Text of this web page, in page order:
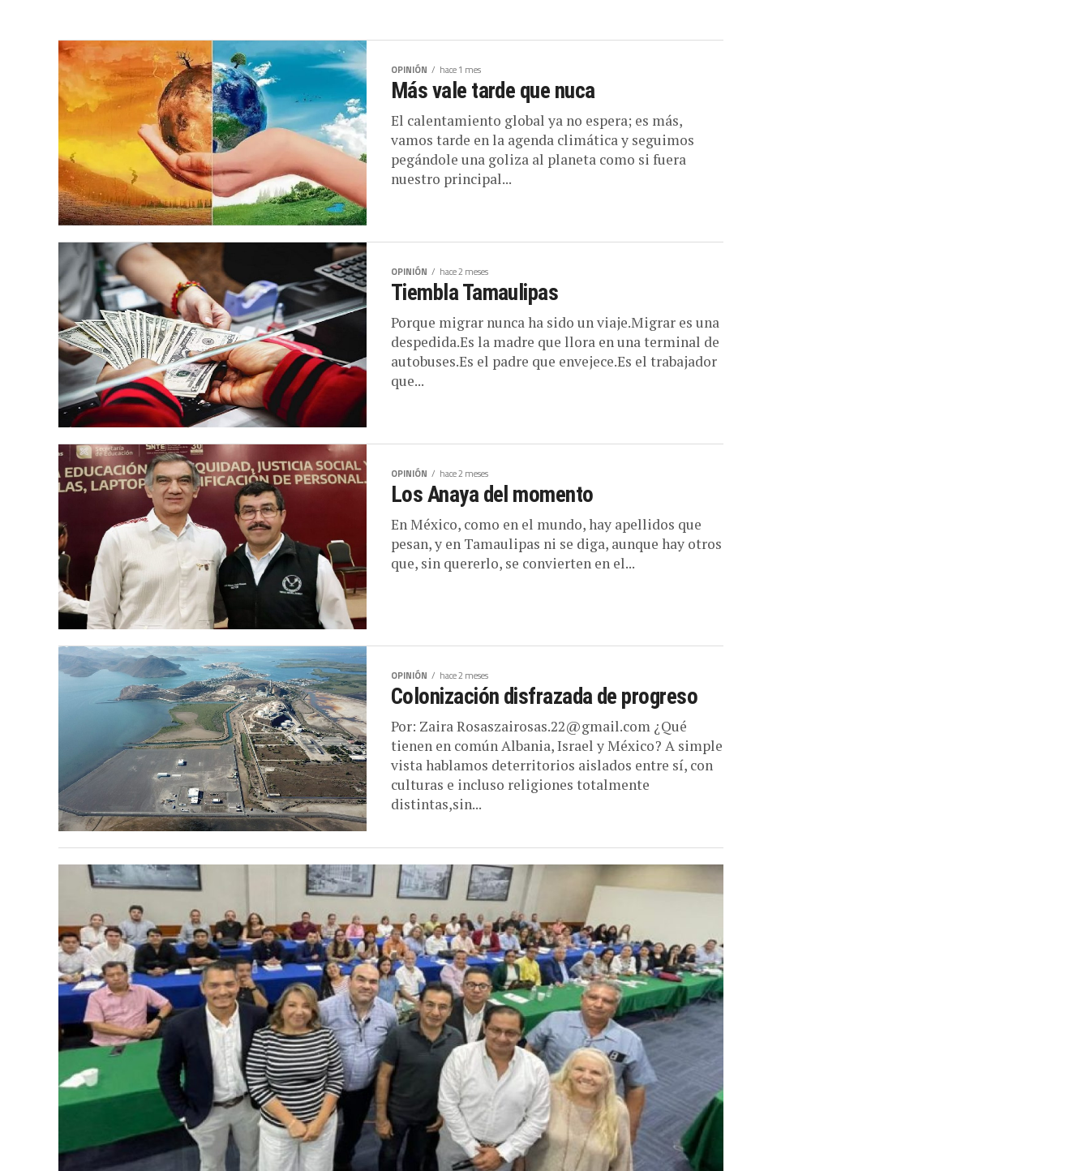
OPINIÓN hace 1 mes
Más vale tarde que nuca
El calentamiento global ya no espera; es más,
vamos tarde en la agenda climática y seguimos
pegándole una goliza al planeta como si fuera
nuestro principal...
OPINIÓN hace 2 meses
Tiembla Tamaulipas
Porque migrar nunca ha sido un viaje.Migrar es una
despedida.Es la madre que llora en una terminal de
autobuses.Es el padre que envejece.Es el trabajador
que...
OPINIÓN hace 2 meses
Los Anaya del momento
En México, como en el mundo, hay apellidos que
pesan, y en Tamaulipas ni se diga, aunque hay otros
que, sin quererlo, se convierten en el...
OPINIÓN hace 2 meses
Colonización disfrazada de progreso
Por: Zaira Rosaszairosas.22@gmail.com ¿Qué
tienen en común Albania, Israel y México? A simple
vista hablamos deterritorios aislados entre sí, con
culturas e incluso religiones totalmente
distintas,sin...